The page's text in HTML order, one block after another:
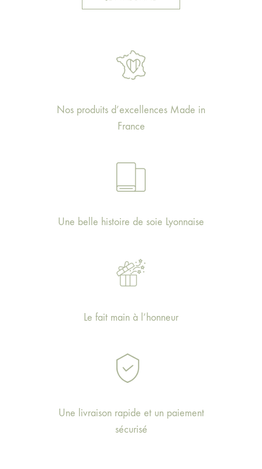
Nos produits d’excellences Made in
France
Une belle histoire de soie Lyonnaise
Le fait main à l’honneur
Une livraison rapide et un paiement
sécurisé